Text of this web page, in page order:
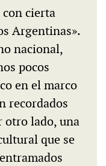
cierta
Argentinas».
nacional,
pocos
en el marco
recordados
otro lado, una
que se